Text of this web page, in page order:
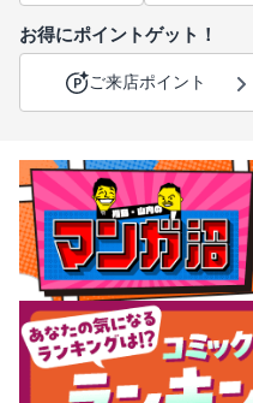
お得にポイントゲット！
ご来店ポイント